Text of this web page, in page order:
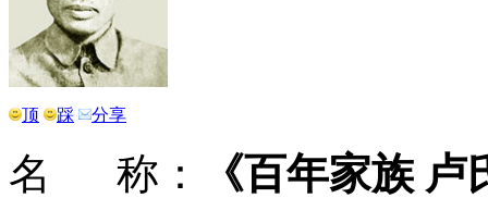
顶 踩 分享
名 称：
《百年家族